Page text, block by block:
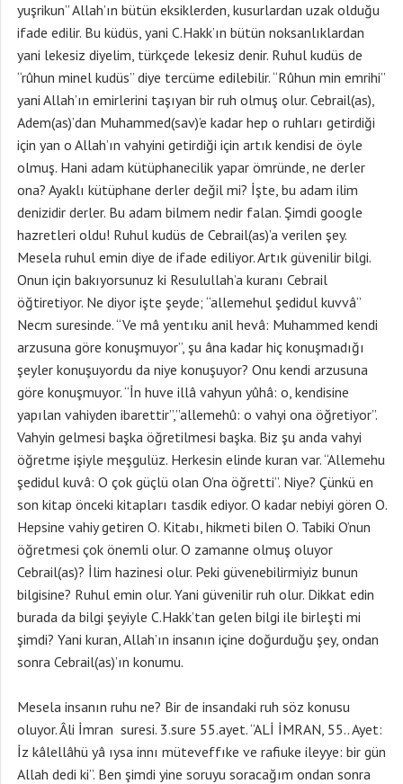
yuşrikun” Allah’ın bütün eksiklerden, kusurlardan uzak olduğu
ifade edilir. Bu küdüs, yani C.Hakk’ın bütün noksanlıklardan
yani lekesiz diyelim, türkçede lekesiz denir. Ruhul kudüs de
“rûhun minel kudüs” diye tercüme edilebilir. “Rûhun min emrihi”
yani Allah’ın emirlerini taşıyan bir ruh olmuş olur. Cebrail(as),
Adem(as)’dan Muhammed(sav)’e kadar hep o ruhları getirdiği
için yan o Allah’ın vahyini getirdiği için artık kendisi de öyle
olmuş. Hani adam kütüphanecilik yapar ömründe, ne derler
ona? Ayaklı kütüphane derler değil mi? İşte, bu adam ilim
denizidir derler. Bu adam bilmem nedir falan. Şimdi google
hazretleri oldu! Ruhul kudüs de Cebrail(as)’a verilen şey.
Mesela ruhul emin diye de ifade ediliyor. Artık güvenilir bilgi.
Onun için bakıyorsunuz ki Resulullah’a kuranı Cebrail
öğtiretiyor. Ne diyor işte şeyde; “allemehul şedidul kuvvâ”
Necm suresinde. “Ve mâ yentıku anil hevâ: Muhammed kendi
arzusuna göre konuşmuyor”, şu âna kadar hiç konuşmadığı
şeyler konuşuyordu da niye konuşuyor? Onu kendi arzusuna
göre konuşmuyor. “İn huve illâ vahyun yûhâ: o, kendisine
yapılan vahiyden ibarettir”,”allemehû: o vahyi ona öğretiyor”.
Vahyin gelmesi başka öğretilmesi başka. Biz şu anda vahyi
öğretme işiyle meşgulüz. Herkesin elinde kuran var. “Allemehu
şedidul kuvâ: O çok güçlü olan O’na öğretti”. Niye? Çünkü en
son kitap önceki kitapları tasdik ediyor. O kadar nebiyi gören O.
Hepsine vahiy getiren O. Kitabı, hikmeti bilen O. Tabiki O’nun
öğretmesi çok önemli olur. O zamanne olmuş oluyor
Cebrail(as)? İlim hazinesi olur. Peki güvenebilirmiyiz bunun
bilgisine? Ruhul emin olur. Yani güvenilir ruh olur. Dikkat edin
burada da bilgi şeyiyle C.Hakk’tan gelen bilgi ile birleşti mi
şimdi? Yani kuran, Allah’ın insanın içine doğurduğu şey, ondan
sonra Cebrail(as)’ın konumu.
Mesela insanın ruhu ne? Bir de insandaki ruh söz konusu
oluyor. Âli İmran suresi. 3.sure 55.ayet. “ALİ İMRAN, 55.. Ayet:
İz kâlellâhü yâ ıysa innı müteveffıke ve rafiuke ileyye: bir gün
Allah dedi ki”. Ben şimdi yine soruyu soracağım ondan sonra